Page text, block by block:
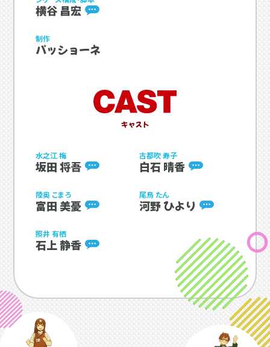
横谷 昌宏
制作
パッショーネ
水之江 梅
坂田 将吾
古都吹 寿子
白石 晴香
陸奥 こまろ
富田 美憂
尾鳥 たん
河野 ひより
照井 有栖
石上 静香